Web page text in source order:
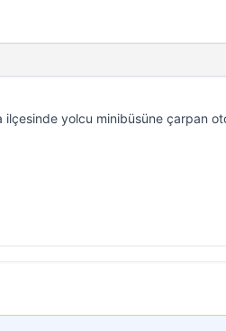
ilçesinde yolcu minibüsüne çarpan